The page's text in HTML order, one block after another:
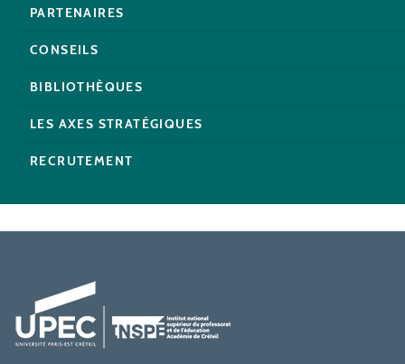
PARTENAIRES
CONSEILS
BIBLIOTHÈQUES
LES AXES STRATÉGIQUES
RECRUTEMENT